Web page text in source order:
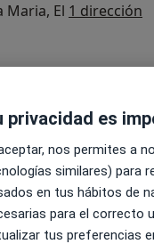
Maria, El 1 dirección
privacidad es
nos permites a
similares) para
en tus hábitos de
para el correcto
tus preferencias